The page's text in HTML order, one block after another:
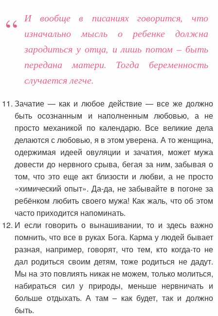
И вообще в писаниях говорится, что
изначально мысль о ребенке должна
зародиться у отца, и лишь потом – быть
передана матери. Тогда беременность
случается легче.
Зачатие — как и любое действие — все же должно
быть осознанным и наполненным любовью, а не
просто механикой по календарю. Все великие дела
делаются с любовью, я в этом уверена. А то женщина,
одержимая идеей овуляции и зачатия, может мужа
довести до нервного срыва, бегая за ним, забывая о
том, что это еще акт близости и любви, а не просто
«химический опыт». Да-да, не забывайте в погоне за
ребёнком любить своего мужа! Как жаль, что об этом
часто приходится напоминать.
И если говорить о вынашивании, то и здесь важно
помнить, что все в руках Бога. Карма у людей бывает
разная, например, говорят, что тем, кто когда-то не
дал родиться своим детям, тоже родиться не дадут.
Мы на это повлиять никак не можем, только молиться,
набираться сил у природы, меньше нервничать и
больше отдыхать. А там – как будет, так и должно
быть.